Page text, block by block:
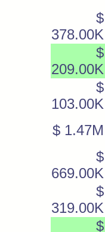
$
378.00K
$
209.00K
$
103.00K
$ 1.47M
$
669.00K
$
319.00K
$